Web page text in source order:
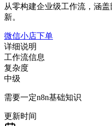
从零构建企业级工作流，涵
新。
微信小店下单
详细说明
工作流信息
复杂度
中级
需要一定n8n基础知识
更新时间